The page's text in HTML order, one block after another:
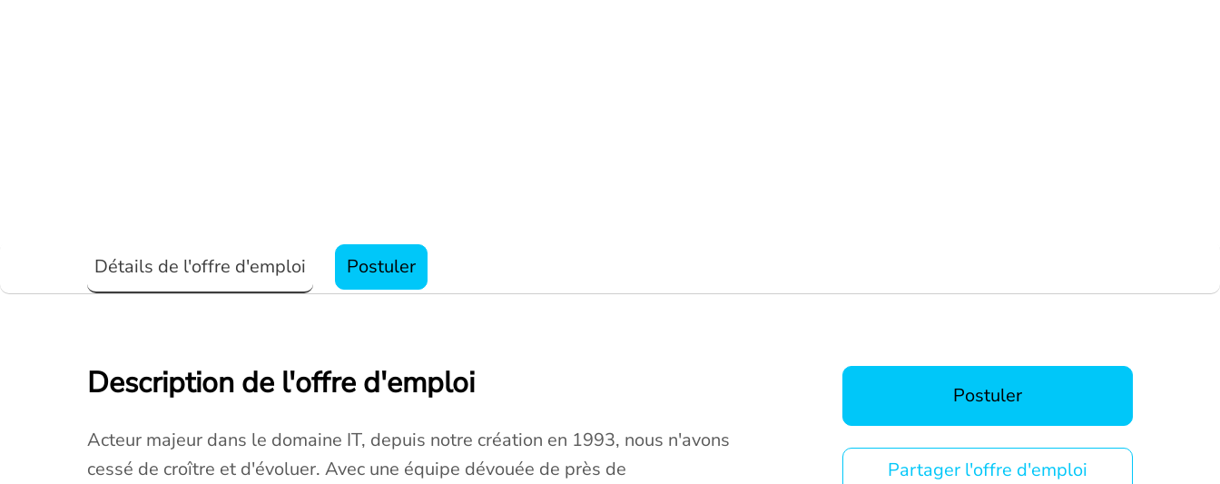
Détails de l'offre d'emploi Postuler
Description de l'offre d'emploi
Acteur majeur dans le domaine IT, depuis notre création en 1993, nous n'avons
cessé de croître et d'évoluer. Avec une équipe dévouée de près de
Postuler
Partager l'offre d'emploi